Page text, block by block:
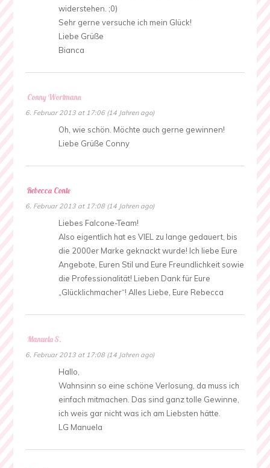
widerstehen. ;0)
Sehr gerne versuche ich mein Glück!
Liebe Grüße
Bianca
Conny Wortmann
6. Februar 2013 at 17:06 (14 Jahren ago)
Oh, wie schön. Möchte auch gerne gewinnen!
Liebe Grüße Conny
Rebecca Conte
6. Februar 2013 at 17:08 (14 Jahren ago)
Liebes Falcone-Team!
Also eigentlich hat es VIEL zu lange gedauert, bis
die 2000er Marke geknackt wurde! Ich liebe Eure
Angebote, Euren Stil und Eure Freundlichkeit sowie
die Professionalität! Lieben Dank für Eure
„Glücklichmacher“! Alles Liebe, Eure Rebecca
Manuela S.
6. Februar 2013 at 17:08 (14 Jahren ago)
Hallo,
Wahnsinn so eine schöne Verlosung, da muss ich
einfach mitmachen. Das sind ganz tolle Gewinne,
ich weis gar nicht was ich am Liebsten hätte.
LG Manuela